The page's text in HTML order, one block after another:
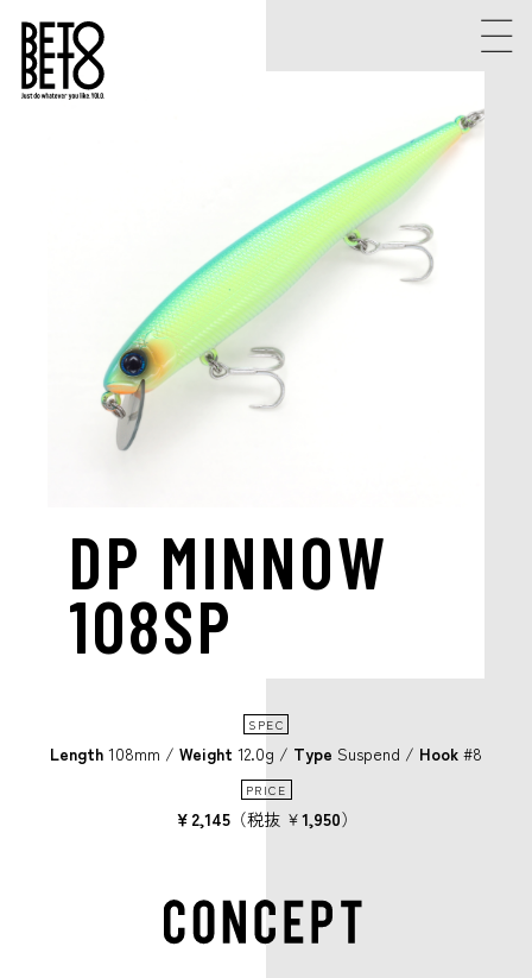
DP MINNOW
108SP
SPEC
Length 108mm / Weight 12.0g / Type Suspend / Hook #8
PRICE
￥2,145 （税抜 ￥1,950）